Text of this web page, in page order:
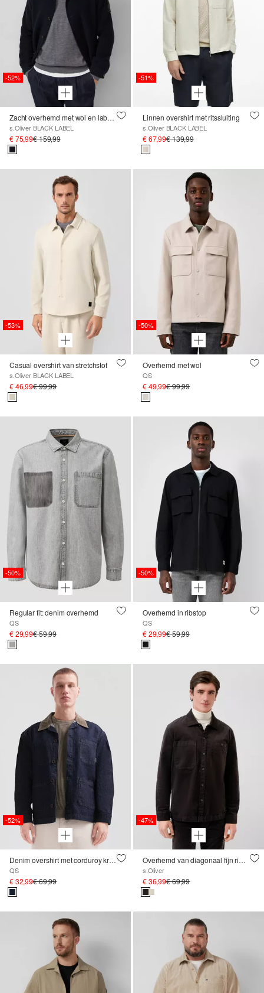
-52%
Zacht overhemd met wol en label patch
s.Oliver BLACK LABEL
€ 75,99€ 159,99
-51%
Linnen overshirt met ritssluiting
s.Oliver BLACK LABEL
€ 67,99€ 139,99
-53%
Casual overshirt van stretchstof
s.Oliver BLACK LABEL
€ 46,99€ 99,99
-50%
Overhemd met wol
QS
€ 49,99€ 99,99
-50%
Regular fit: denim overhemd
QS
€ 29,99€ 59,99
-50%
Overhemd in ribstop
QS
€ 29,99€ 59,99
-52%
Denim overshirt met corduroy kraag
QS
€ 32,99€ 69,99
-47%
Overhemd van diagonaal fijn ribfluweel
s.Oliver
€ 36,99€ 69,99